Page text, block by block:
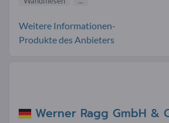
Weitere Informationen-
Produkte des Anbieters
Werner Ragg GmbH &